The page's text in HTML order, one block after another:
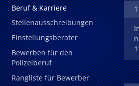
Beruf & Karriere
Stellenausschreibungen
Einstellungsberater
Bewerben für den
Polizeiberuf
Rangliste für Bewerber